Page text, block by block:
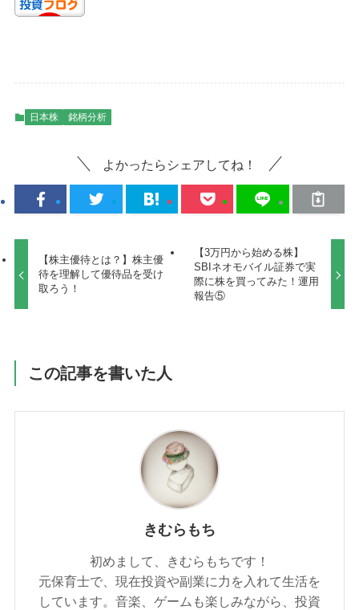
日本株 銘柄分析
よかったらシェアしてね！
【株主優待とは？】株主優
待を理解して優待品を受け
取ろう！
【3万円から始める株】
SBIネオモバイル証券で実
際に株を買ってみた！運用
報告⑤
この記事を書いた人
きむらもち
初めまして、きむらもちです！
元保育士で、現在投資や副業に力を入れて生活を
しています。音楽、ゲームも楽しみながら、投資